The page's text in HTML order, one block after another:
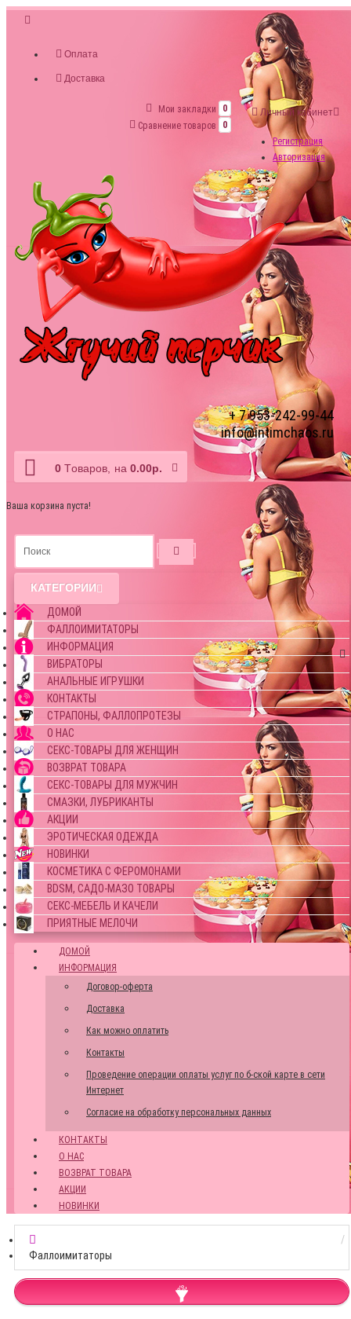
Оплата
Доставка
Личный кабинет
Регистрация
Авторизация
Мои закладки
0
Сравнение товаров
0
+ 7 953-242-99-44
info@intimchaos.ru
0 Tоваров, на 0.00р.
Ваша корзина пуста!
КАТЕГОРИИ
ДОМОЙ
ФАЛЛОИМИТАТОРЫ
ИНФОРМАЦИЯ
ВИБРАТОРЫ
АНАЛЬНЫЕ ИГРУШКИ
КОНТАКТЫ
СТРАПОНЫ, ФАЛЛОПРОТЕЗЫ
О НАС
СЕКС-ТОВАРЫ ДЛЯ ЖЕНЩИН
ВОЗВРАТ ТОВАРА
СЕКС-ТОВАРЫ ДЛЯ МУЖЧИН
СМАЗКИ, ЛУБРИКАНТЫ
АКЦИИ
ЭРОТИЧЕСКАЯ ОДЕЖДА
НОВИНКИ
КОСМЕТИКА С ФЕРОМОНАМИ
BDSM, САДО-МАЗО ТОВАРЫ
СЕКС-МЕБЕЛЬ И КАЧЕЛИ
ПРИЯТНЫЕ МЕЛОЧИ
ДОМОЙ
ИНФОРМАЦИЯ
Договор-оферта
Доставка
Как можно оплатить
Контакты
Проведение операции оплаты услуг по б-ской карте в сети
Интернет
Согласие на обработку персональных данных
КОНТАКТЫ
О НАС
ВОЗВРАТ ТОВАРА
АКЦИИ
НОВИНКИ
Фаллоимитаторы